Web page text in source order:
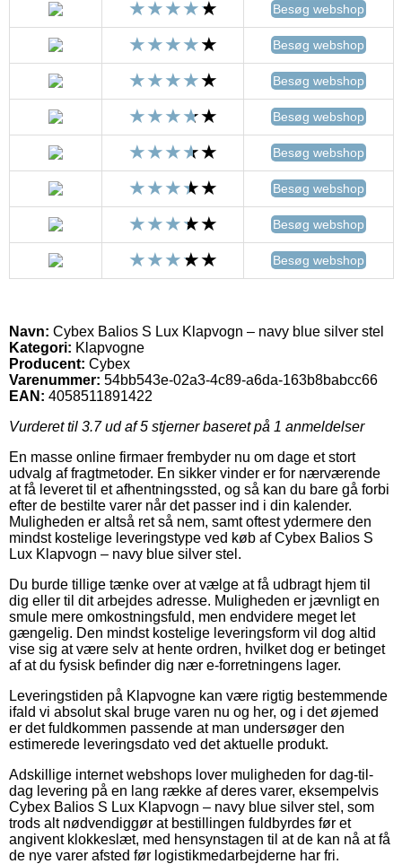
Besøg webshop
Besøg webshop
Besøg webshop
Besøg webshop
Besøg webshop
Besøg webshop
Besøg webshop
Besøg webshop
Navn: Cybex Balios S Lux Klapvogn – navy blue silver stel
Kategori: Klapvogne
Producent: Cybex
Varenummer: 54bb543e-02a3-4c89-a6da-163b8babcc66
EAN: 4058511891422
Vurderet til 3.7ud af 5 stjerner baseret på 1 anmeldelser
En masse online firmaer frembyder nu om dage et stort
udvalg af fragtmetoder. En sikker vinder er for nærværende
at få leveret til et afhentningssted, og så kan du bare gå forbi
efter de bestilte varer når det passer ind i din kalender.
Muligheden er altså ret så nem, samt oftest ydermere den
mindst kostelige leveringstype ved køb af Cybex Balios S
Lux Klapvogn – navy blue silver stel.
Du burde tillige tænke over at vælge at få udbragt hjem til
dig eller til dit arbejdes adresse. Muligheden er jævnligt en
smule mere omkostningsfuld, men endvidere meget let
gængelig. Den mindst kostelige leveringsform vil dog altid
vise sig at være selv at hente ordren, hvilket dog er betinget
af at du fysisk befinder dig nær e-forretningens lager.
Leveringstiden på Klapvogne kan være rigtig bestemmende
ifald vi absolut skal bruge varen nu og her, og i det øjemed
er det fuldkommen passende at man undersøger den
estimerede leveringsdato ved det aktuelle produkt.
Adskillige internet webshops lover muligheden for dag-til-
dag levering på en lang række af deres varer, eksempelvis
Cybex Balios S Lux Klapvogn – navy blue silver stel, som
trods alt nødvendiggør at bestillingen fuldbyrdes før et
angivent klokkeslæt, med hensynstagen til at de kan nå at få
de nye varer afsted før logistikmedarbejderne har fri.